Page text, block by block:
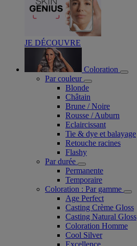
JE DÉCOUVRE
Coloration
Par couleur
Blonde
Châtain
Brune / Noire
Rousse / Auburn
Eclaircissant
Tie & dye et balayage
Retouche racines
Flashy
Par durée
Permanente
Temporaire
Coloration : Par gamme
Age Perfect
Casting Crème Gloss
Casting Natural Gloss
Coloration Homme
Cool Silver
Excellence